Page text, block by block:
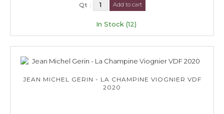
Qt : Add to cart
In Stock (12)
JEAN MICHEL GERIN - LA CHAMPINE VIOGNIER VDF
2020